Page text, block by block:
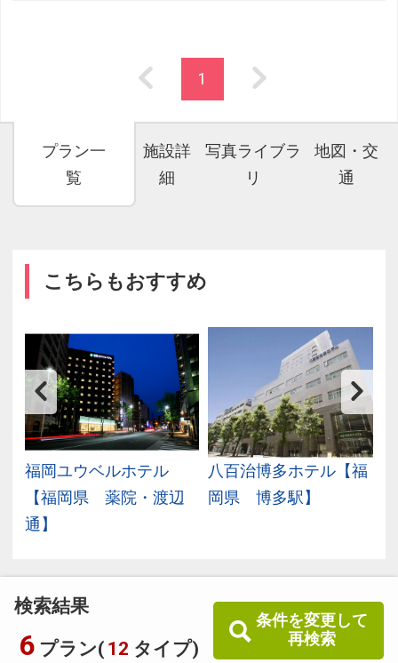
検索結果
6 プラン( 12 タイプ)
条件を変更して
再検索
1
プラン一
覧
施設詳
細
写真ライブラ
リ
地図・交
通
こちらもおすすめ
福岡ユウベルホテル
【福岡県 薬院・渡辺
通】
八百治博多ホテル【福
岡県 博多駅】